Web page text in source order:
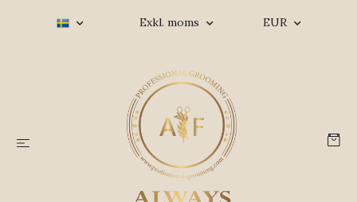
Exkl. moms EUR